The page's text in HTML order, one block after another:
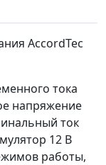
AccordTec
тока
напряжение
ток
12 В
работы,